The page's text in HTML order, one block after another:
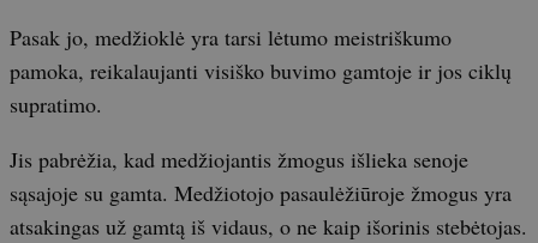
Pasak jo, medžioklė yra tarsi lėtumo meistriškumo
pamoka, reikalaujanti visiško buvimo gamtoje ir jos ciklų
supratimo.
Jis pabrėžia, kad medžiojantis žmogus išlieka senoje
sąsajoje su gamta. Medžiotojo pasaulėžiūroje žmogus yra
atsakingas už gamtą iš vidaus, o ne kaip išorinis stebėtojas.